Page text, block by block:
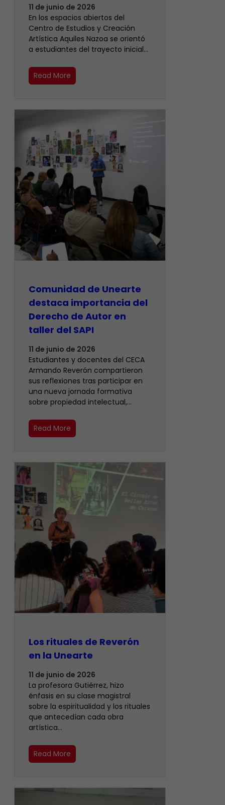
11 de junio de 2026
En los espacios abiertos del
Centro de Estudios y Creación
Artística Aquiles Nazoa se orientó
a estudiantes del trayecto inicial…
Read More
Comunidad de Unearte
destaca importancia del
Derecho de Autor en
taller del SAPI
11 de junio de 2026
Estudiantes y docentes del CECA
Armando Reverón compartieron
sus reflexiones tras participar en
una nueva jornada formativa
sobre propiedad intelectual,…
Read More
Los rituales de Reverón
en la Unearte
11 de junio de 2026
La profesora Gutiérrez, hizo
énfasis en su clase magistral
sobre la espiritualidad y los rituales
que antecedían cada obra
artística…
Read More